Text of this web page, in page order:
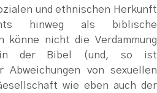
und ethnischen Herkunft
hinweg als biblische
könne nicht die Verdammung
in der Bibel (und, so ist
Abweichungen von sexuellen
wie eben auch der